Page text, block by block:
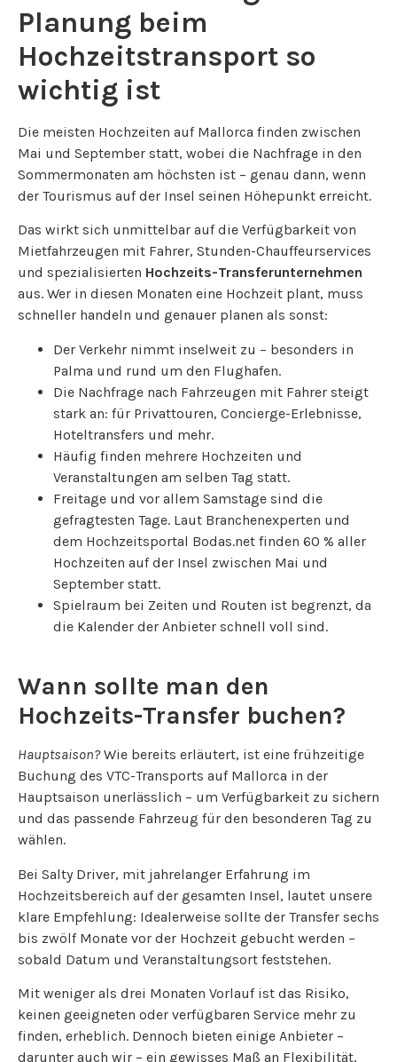
Planung beim
Hochzeitstransport so
wichtig ist
Die meisten Hochzeiten auf Mallorca finden zwischen
Mai und September statt, wobei die Nachfrage in den
Sommermonaten am höchsten ist – genau dann, wenn
der Tourismus auf der Insel seinen Höhepunkt erreicht.
Das wirkt sich unmittelbar auf die Verfügbarkeit von
Mietfahrzeugen mit Fahrer, Stunden-Chauffeurservices
und spezialisierten Hochzeits-Transferunternehmen
aus. Wer in diesen Monaten eine Hochzeit plant, muss
schneller handeln und genauer planen als sonst:
Der Verkehr nimmt inselweit zu – besonders in
Palma und rund um den Flughafen.
Die Nachfrage nach Fahrzeugen mit Fahrer steigt
stark an: für Privattouren, Concierge-Erlebnisse,
Hoteltransfers und mehr.
Häufig finden mehrere Hochzeiten und
Veranstaltungen am selben Tag statt.
Freitage und vor allem Samstage sind die
gefragtesten Tage. Laut Branchenexperten und
dem Hochzeitsportal Bodas.net finden 60 % aller
Hochzeiten auf der Insel zwischen Mai und
September statt.
Spielraum bei Zeiten und Routen ist begrenzt, da
die Kalender der Anbieter schnell voll sind.
Wann sollte man den
Hochzeits-Transfer buchen?
Hauptsaison?Wie bereits erläutert, ist eine frühzeitige
Buchung des VTC-Transports auf Mallorca in der
Hauptsaison unerlässlich – um Verfügbarkeit zu sichern
und das passende Fahrzeug für den besonderen Tag zu
wählen.
Bei Salty Driver, mit jahrelanger Erfahrung im
Hochzeitsbereich auf der gesamten Insel, lautet unsere
klare Empfehlung: Idealerweise sollte der Transfer sechs
bis zwölf Monate vor der Hochzeit gebucht werden –
sobald Datum und Veranstaltungsort feststehen.
Mit weniger als drei Monaten Vorlauf ist das Risiko,
keinen geeigneten oder verfügbaren Service mehr zu
finden, erheblich. Dennoch bieten einige Anbieter –
darunter auch wir – ein gewisses Maß an Flexibilität,